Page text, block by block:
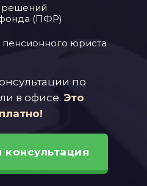
(ПФР)
пенсионного юриста
консультация
по
в офисе. Это